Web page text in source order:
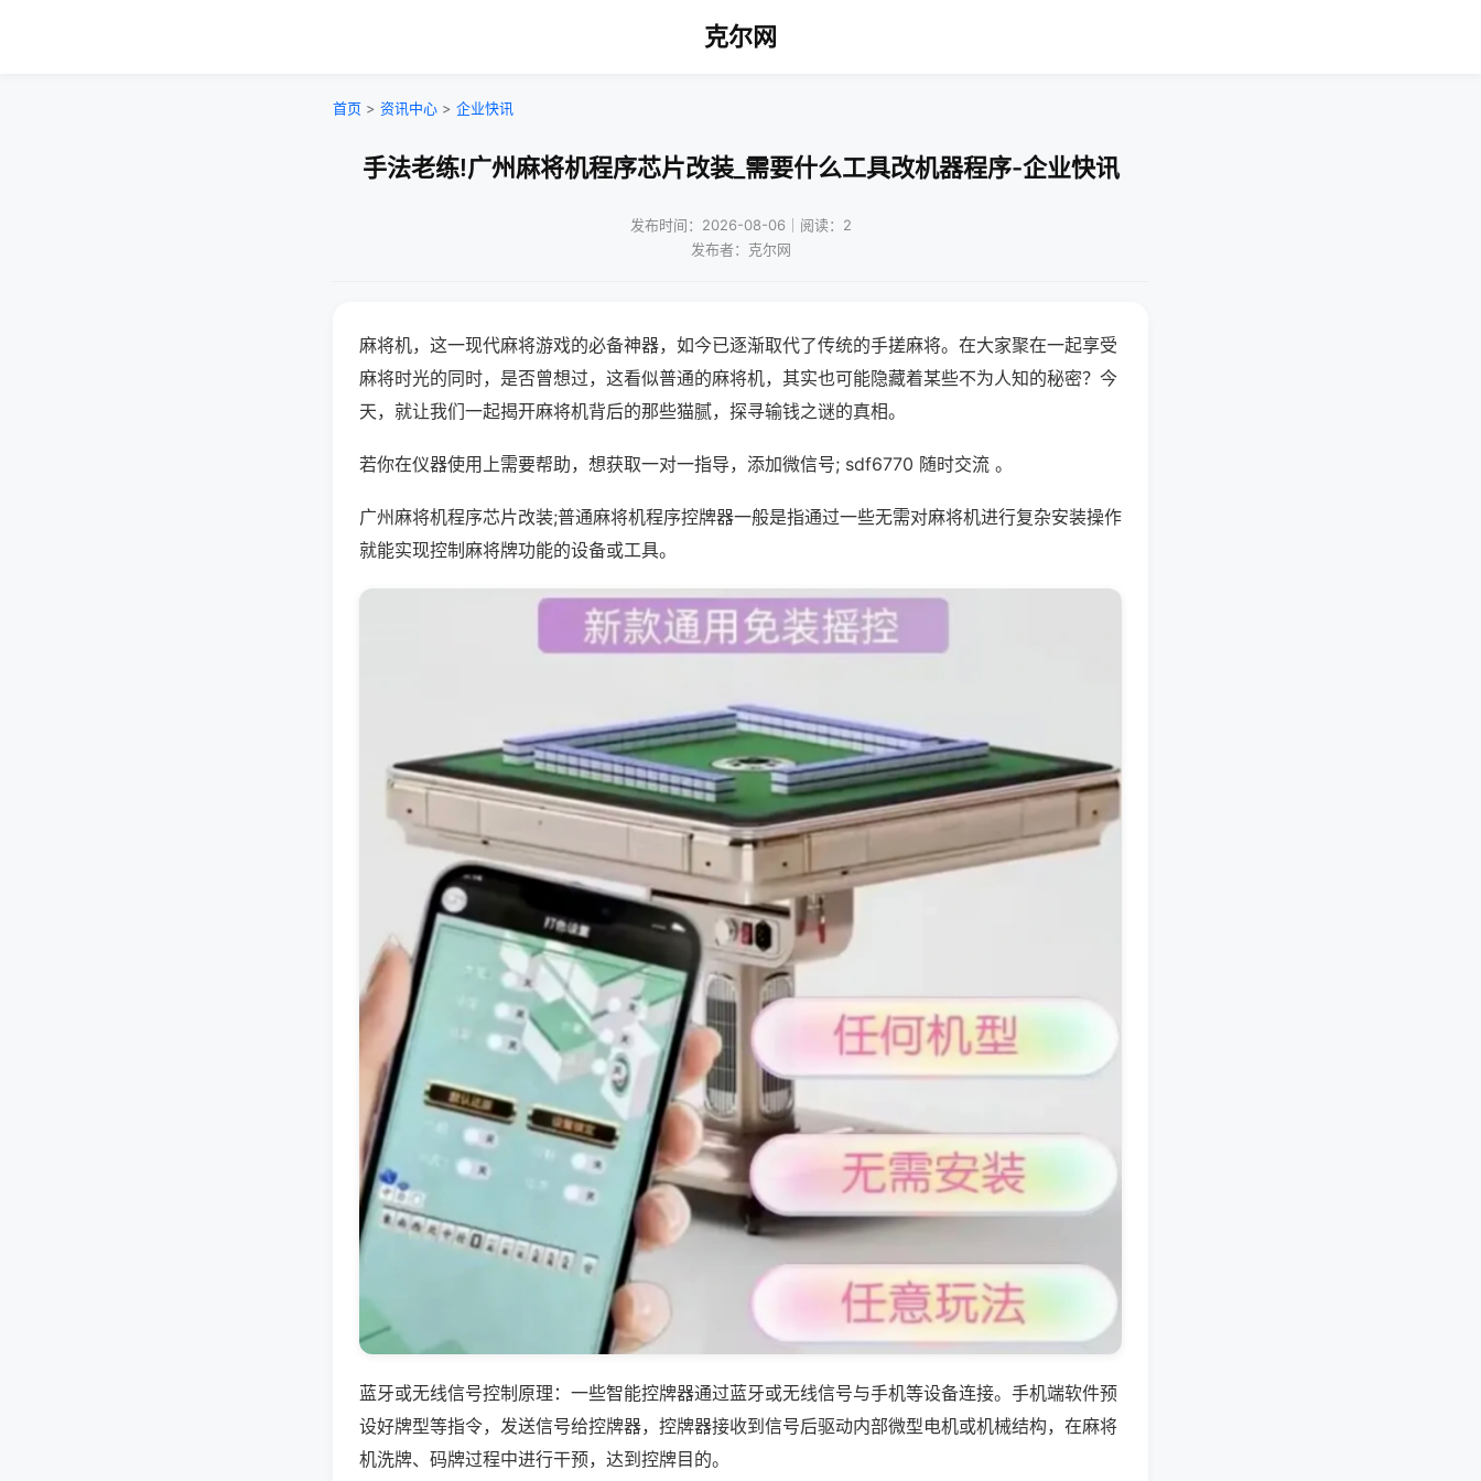
克尔网
首页 > 资讯中心 > 企业快讯
手法老练!广州麻将机程序芯片改装_需要什么工具改机器程序-企业快讯
发布时间：2026-08-06｜阅读：2
发布者：克尔网
麻将机，这一现代麻将游戏的必备神器，如今已逐渐取代了传统的手搓麻将。在大家聚在一起享受
麻将时光的同时，是否曾想过，这看似普通的麻将机，其实也可能隐藏着某些不为人知的秘密？今
天，就让我们一起揭开麻将机背后的那些猫腻，探寻输钱之谜的真相。
若你在仪器使用上需要帮助，想获取一对一指导，添加微信号; sdf6770 随时交流 。
广州麻将机程序芯片改装;普通麻将机程序控牌器一般是指通过一些无需对麻将机进行复杂安装操作
就能实现控制麻将牌功能的设备或工具。
蓝牙或无线信号控制原理：一些智能控牌器通过蓝牙或无线信号与手机等设备连接。手机端软件预
设好牌型等指令，发送信号给控牌器，控牌器接收到信号后驱动内部微型电机或机械结构，在麻将
机洗牌、码牌过程中进行干预，达到控牌目的。